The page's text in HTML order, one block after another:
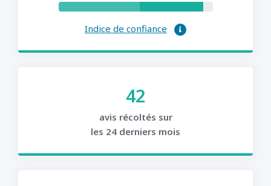
Indice de confiance
42
avis récoltés sur
les 24 derniers mois